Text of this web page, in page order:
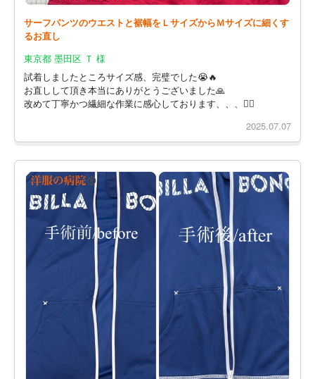
サーフパンツのウエストと裾幅をＬサイズからＭサイズに細くす
るお直し
東京都 墨田区 Ｔ 様
試着しましたところサイズ感、完璧でした😭🔥
お直しして頂き本当にありがとうございました🙏
改めて丁寧かつ繊細な作業に感心しております、、、🙇‍♂️
2025.07.07